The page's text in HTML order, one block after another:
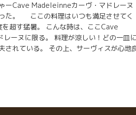
ーCave Madeleinneカーヴ・マドレーヌ
た。 ここの料理はいつも満足させてく
超す猛暑。 こんな時は、ここCave
ーヌに限る。 料理が涼しい！どの一皿
されている。 その上、サーヴィスが心地
。 ボーヌで洗練された本格ビストロジー